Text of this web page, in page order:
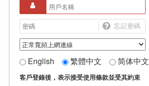
忘記密碼
English 繁體中文 简体中文
客戶登錄後，表示接受使用條款並受其約束